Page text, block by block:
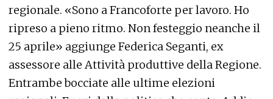
regionale. «Sono a Francoforte per lavoro. Ho
ripreso a pieno ritmo. Non festeggio neanche il
25 aprile» aggiunge Federica Seganti, ex
assessore alle Attività produttive della Regione.
Entrambe bocciate alle ultime elezioni